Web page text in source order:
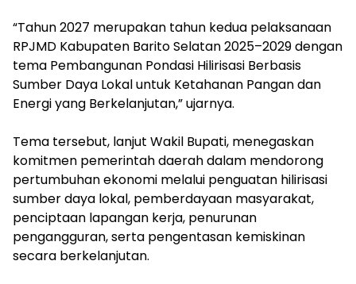
‎“Tahun 2027 merupakan tahun kedua pelaksanaan
RPJMD Kabupaten Barito Selatan 2025–2029 dengan
tema Pembangunan Pondasi Hilirisasi Berbasis
Sumber Daya Lokal untuk Ketahanan Pangan dan
Energi yang Berkelanjutan,” ujarnya.
‎Tema tersebut, lanjut Wakil Bupati, menegaskan
komitmen pemerintah daerah dalam mendorong
pertumbuhan ekonomi melalui penguatan hilirisasi
sumber daya lokal, pemberdayaan masyarakat,
penciptaan lapangan kerja, penurunan
pengangguran, serta pengentasan kemiskinan
secara berkelanjutan.